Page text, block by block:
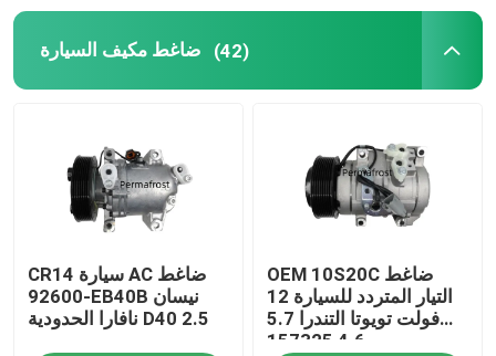
ضاغط مكيف السيارة (42)
CR14 سيارة AC ضاغط
92600-EB40B نيسان
نافارا الحدودية D40 2.5
OEM 10S20C ضاغط
التيار المتردد للسيارة 12
فولت تويوتا التندرا 5.7
4.6 157325